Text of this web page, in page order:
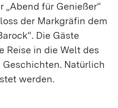
für Genießer“
der Markgräfin dem
Die Gäste
Reise in die Welt des
Natürlich
werden.